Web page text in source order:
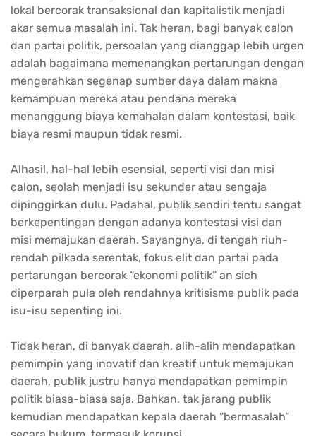
lokal bercorak transaksional dan kapitalistik menjadi
akar semua masalah ini. Tak heran, bagi banyak calon
dan partai politik, persoalan yang dianggap lebih urgen
adalah bagaimana memenangkan pertarungan dengan
mengerahkan segenap sumber daya dalam makna
kemampuan mereka atau pendana mereka
menanggung biaya kemahalan dalam kontestasi, baik
biaya resmi maupun tidak resmi.
Alhasil, hal-hal lebih esensial, seperti visi dan misi
calon, seolah menjadi isu sekunder atau sengaja
dipinggirkan dulu. Padahal, publik sendiri tentu sangat
berkepentingan dengan adanya kontestasi visi dan
misi memajukan daerah. Sayangnya, di tengah riuh-
rendah pilkada serentak, fokus elit dan partai pada
pertarungan bercorak “ekonomi politik” an sich
diperparah pula oleh rendahnya kritisisme publik pada
isu-isu sepenting ini.
Tidak heran, di banyak daerah, alih-alih mendapatkan
pemimpin yang inovatif dan kreatif untuk memajukan
daerah, publik justru hanya mendapatkan pemimpin
politik biasa-biasa saja. Bahkan, tak jarang publik
kemudian mendapatkan kepala daerah “bermasalah”